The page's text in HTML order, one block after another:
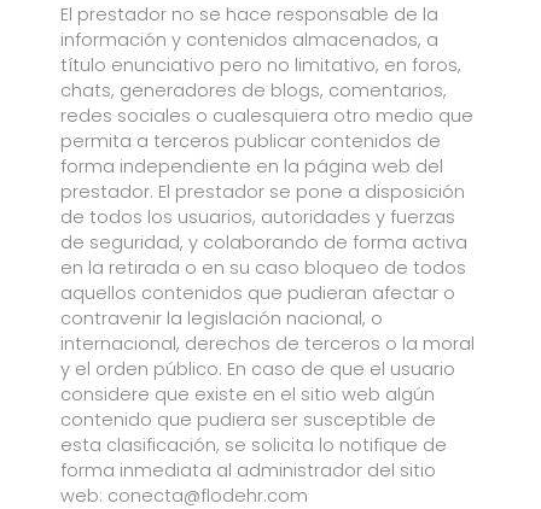
El prestador no se hace responsable de la
información y contenidos almacenados, a
título enunciativo pero no limitativo, en foros,
chats, generadores de blogs, comentarios,
redes sociales o cualesquiera otro medio que
permita a terceros publicar contenidos de
forma independiente en la página web del
prestador. El prestador se pone a disposición
de todos los usuarios, autoridades y fuerzas
de seguridad, y colaborando de forma activa
en la retirada o en su caso bloqueo de todos
aquellos contenidos que pudieran afectar o
contravenir la legislación nacional, o
internacional, derechos de terceros o la moral
y el orden público. En caso de que el usuario
considere que existe en el sitio web algún
contenido que pudiera ser susceptible de
esta clasificación, se solicita lo notifique de
forma inmediata al administrador del sitio
web: conecta@flodehr.com